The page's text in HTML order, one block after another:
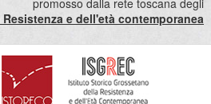
promosso dalla rete toscana degli
e dell'età contemporanea